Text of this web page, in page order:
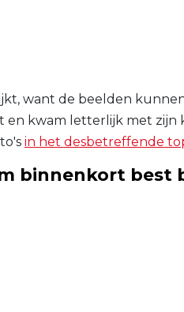
want de beelden
en kwam letterlijk met zijn
in het desbetreffende
binnenkort best